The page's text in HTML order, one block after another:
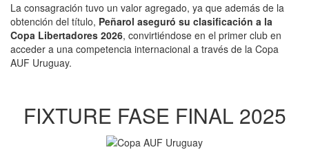
La consagración tuvo un valor agregado, ya que además de la
obtención del título, Peñarol aseguró su clasificación a la
Copa Libertadores 2026, convirtiéndose en el primer club en
acceder a una competencia internacional a través de la Copa
AUF Uruguay.
FIXTURE FASE FINAL 2025